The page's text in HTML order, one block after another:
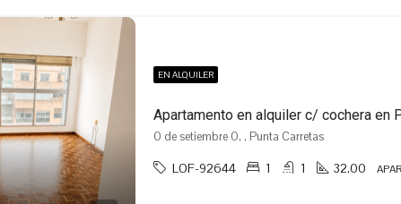
EN ALQUILER
0 de setiembre 0, , Punta Carretas
LOF-92644 1 1 32.00